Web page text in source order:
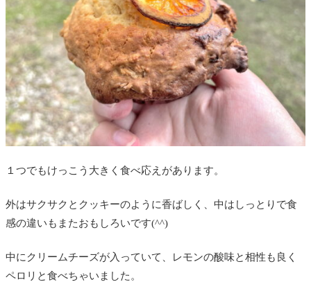
１つでもけっこう大きく食べ応えがあります。
外はサクサクとクッキーのように香ばしく、中はしっとりで食
感の違いもまたおもしろいです(^^)
中にクリームチーズが入っていて、レモンの酸味と相性も良く
ペロリと食べちゃいました。